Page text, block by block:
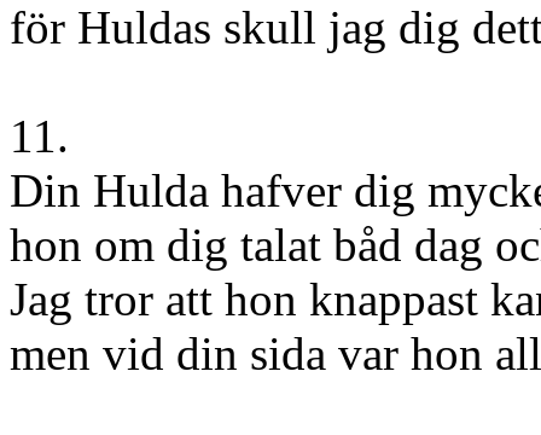
för Huldas skull jag dig
11.
Din Hulda hafver dig
hon om dig talat båd dag
Jag tror att hon knappast
men vid din sida var hon